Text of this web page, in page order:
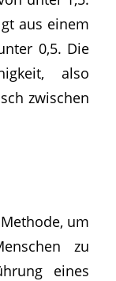
aus einem
0,5. Die
also
zwischen
um
zu
eines